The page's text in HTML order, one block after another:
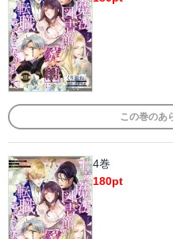
この巻のあ
4巻
180pt